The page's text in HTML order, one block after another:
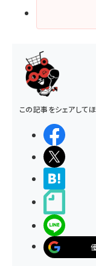
この記事をシェアしてほ